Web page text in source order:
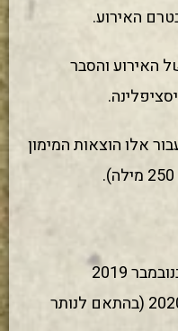
האירוע והסבר
אלו הוצאות המימון
1 במאי 2020 – 30 ביוני 2020 (בהתאם לנותר